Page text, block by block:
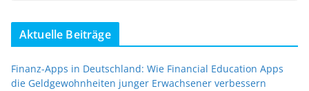
Aktuelle Beiträge
Finanz-Apps in Deutschland: Wie Financial Education Apps
die Geldgewohnheiten junger Erwachsener verbessern